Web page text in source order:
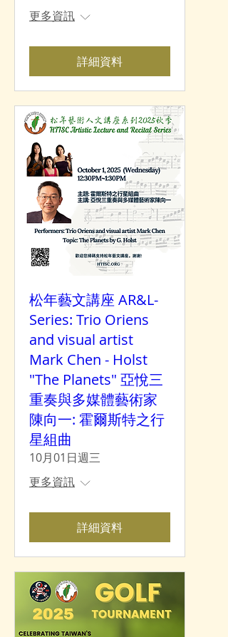
更多資訊
詳細資料
松年藝文講座 AR&L-
Series: Trio Oriens
and visual artist
Mark Chen - Holst
"The Planets" 亞悅三
重奏與多媒體藝術家
陳向一: 霍爾斯特之行
星組曲
10月01日週三
更多資訊
詳細資料